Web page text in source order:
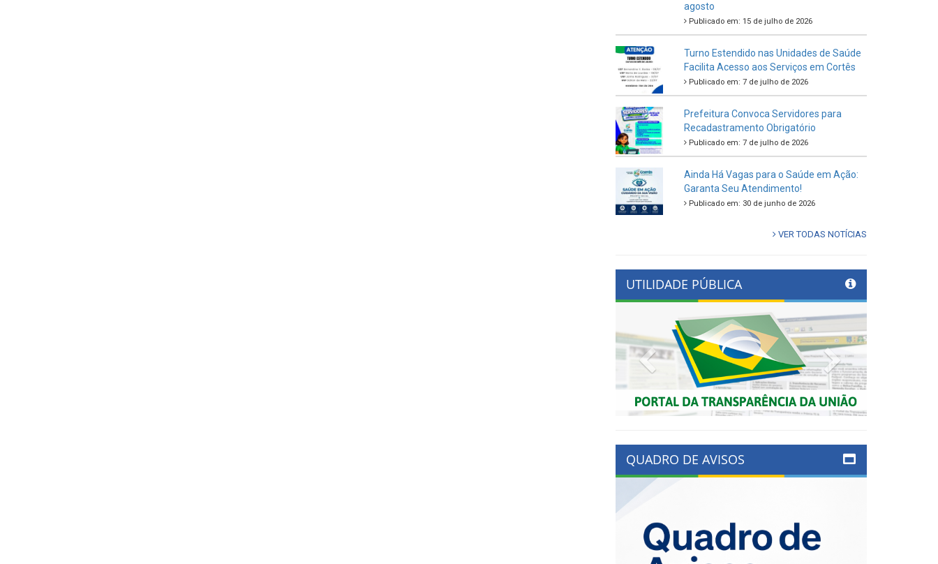
agosto
Publicado em: 15 de julho de 2026
Turno Estendido nas Unidades de Saúde
Facilita Acesso aos Serviços em Cortês
Publicado em: 7 de julho de 2026
Prefeitura Convoca Servidores para
Recadastramento Obrigatório
Publicado em: 7 de julho de 2026
Ainda Há Vagas para o Saúde em Ação:
Garanta Seu Atendimento!
Publicado em: 30 de junho de 2026
VER TODAS NOTÍCIAS
UTILIDADE PÚBLICA
Previous Next
QUADRO DE AVISOS